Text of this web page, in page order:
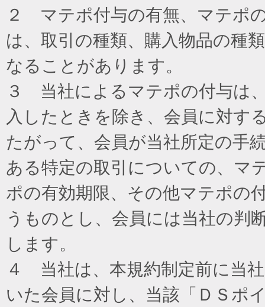
２ マテポ付与の有無、マテポ
は、取引の種類、購入物品の種
なることがあります。
３ 当社によるマテポの付与は
入したときを除き、会員に対す
たがって、会員が当社所定の手
ある特定の取引についての、マ
ポの有効期限、その他マテポの
うものとし、会員には当社の判
します。
４ 当社は、本規約制定前に当
いた会員に対し、当該「ＤＳポ